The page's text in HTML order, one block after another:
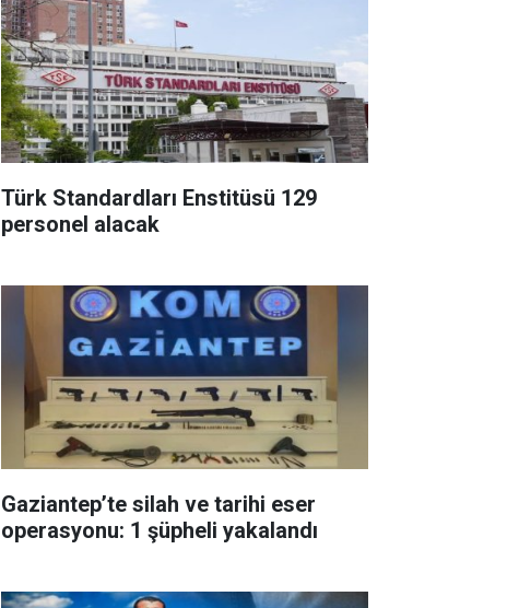
Türk Standardları Enstitüsü 129
personel alacak
Gaziantep’te silah ve tarihi eser
operasyonu: 1 şüpheli yakalandı